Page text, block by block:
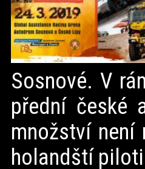
Sosnové. V
přední české
množství není
holandští